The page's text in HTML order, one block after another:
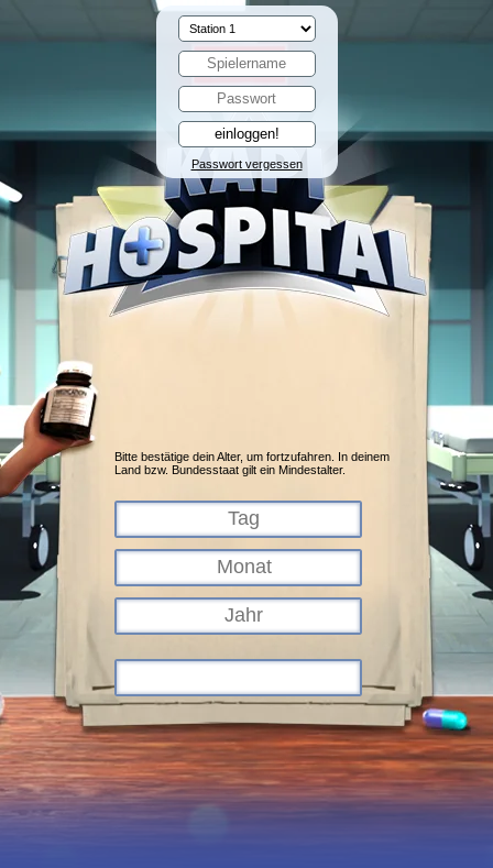
Passwort vergessen
Bitte bestätige dein Alter, um fortzufahren. In deinem
Land bzw. Bundesstaat gilt ein Mindestalter.